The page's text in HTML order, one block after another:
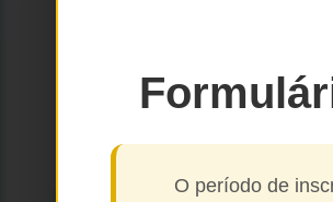
O período de
de